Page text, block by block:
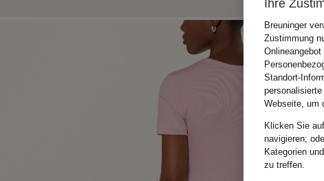
Ihre
Breuninger
Zustimmung
Standort-
Webseite, um
Klicken Sie
navigieren;
Kategorien
zu treffen.